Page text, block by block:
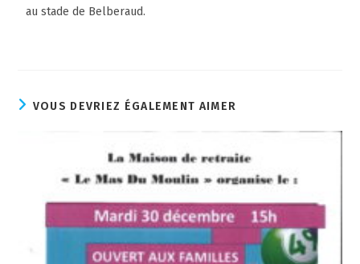
au stade de Belberaud.
VOUS DEVRIEZ ÉGALEMENT AIMER